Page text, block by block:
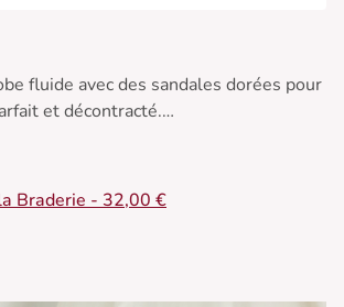
fluide avec des sandales dorées pour
et décontracté.
évasées
Braderie - 32,00 €